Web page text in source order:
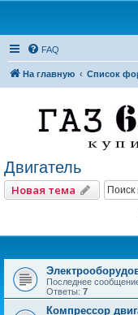
FAQ
На главную Список
Двигатель
Новая тема
Последнее
Ответы: 7
Компрессор